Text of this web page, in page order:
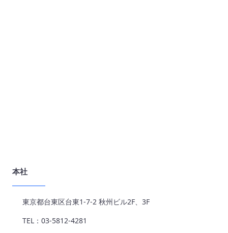
本社
東京都台東区台東1-7-2 秋州ビル2F、3F
TEL：03-5812-4281